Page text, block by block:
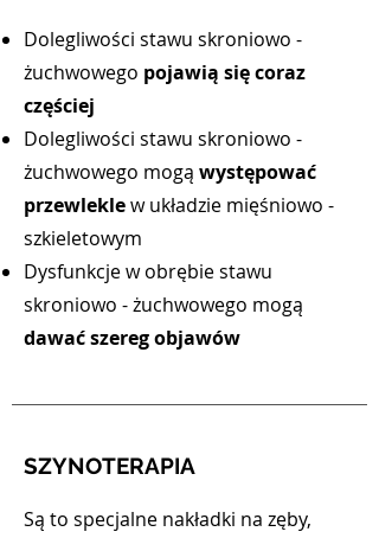
Dolegliwości stawu skroniowo -
żuchwowego pojawią się coraz
częściej
Dolegliwości stawu skroniowo -
żuchwowego mogą występować
przewleklew układzie mięśniowo -
szkieletowym
Dysfunkcje w obrębie stawu
skroniowo - żuchwowego mogą
dawać szereg objawów
SZYNOTERAPIA
Są to specjalne nakładki na zęby,